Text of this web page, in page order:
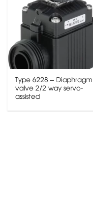
Type 6228 – Diaphragm
valve 2/2 way servo-
assisted